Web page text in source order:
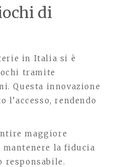
di
in Italia si è
tramite
Questa innovazione
rendendo
maggiore
la fiducia
responsabile.